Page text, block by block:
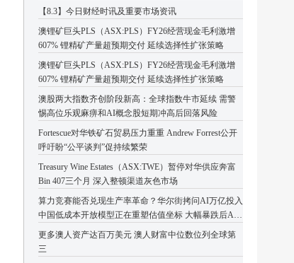
高位
【8.3】今日财经时讯及重要市场资讯
澳锂矿巨头PLS（ASX:PLS）FY26经营现金毛利激增
607% 锂精矿产量超预期交付 延续选择性扩张策略
澳锂矿巨头PLS（ASX:PLS）FY26经营现金毛利激增
607% 锂精矿产量超预期交付 延续选择性扩张策略
澳股两大指数齐创阶段新高：全球指数牛市延续 需警
惕高位乐观麻痹和AI概念股短期冲高后回落风险
Fortescue对华铁矿石贸易压力重重 Andrew Forrest公开
呼吁盼“公平谈判”促持续繁荣
Treasury Wine Estates（ASX:TWE）暂停对华供应奔富
Bin 407三个月 深入整顿渠道灰色市场
算力竞赛能否兑现生产率革命？华尔街拷问AI万亿投入
中国低成本开放模型正在重塑估值坐标 大幅暴跌后AI
板块或迎企稳反弹
更多澳人资产达百万美元 澳人财富中位数位列全球第
三